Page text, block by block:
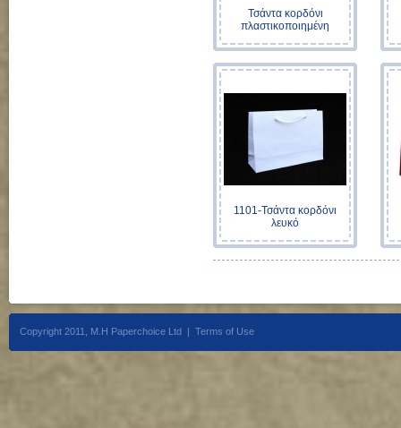
Τσάντα κορδόνι
πλαστικοποιημένη
1101-Τσάντα κορδόνι
λευκό
Copyright 2011, M.H Paperchoice Ltd | Terms of Use